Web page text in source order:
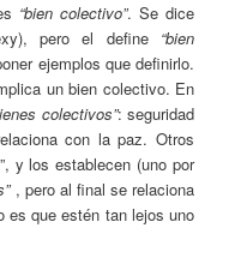
“bien colectivo”. Se dice
pero el define “bien
ejemplos que definirlo.
un bien colectivo. En
colectivos”: seguridad
con la paz. Otros
y los establecen (uno por
, pero al final se relaciona
es que estén tan lejos uno